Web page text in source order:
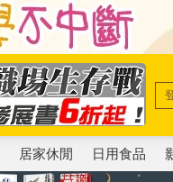
居家休閒 日用食品